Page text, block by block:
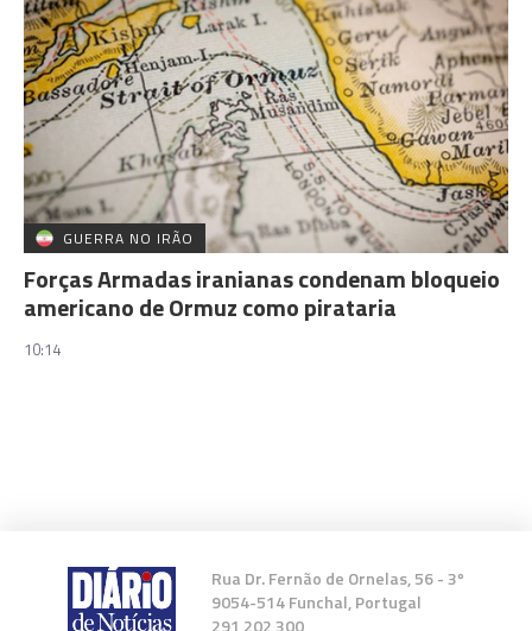
GUERRA NO IRÃO
Forças Armadas iranianas condenam bloqueio
americano de Ormuz como pirataria
10:14
Rua Dr. Fernão de Ornelas, 56 - 3º
9054-514 Funchal, Portugal
291 202 300